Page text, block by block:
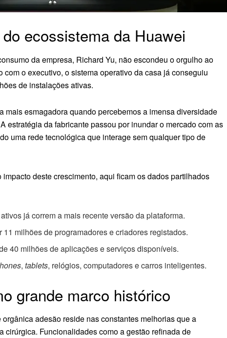
ecossistema da Huawei
da empresa, Richard Yu, não escondeu o orgulho ao
o executivo, o sistema operativo da casa já conseguiu
de instalações ativas.
mais esmagadora quando percebemos a imensa diversidade
estratégia da fabricante passou por inundar o mercado com as
uma rede tecnológica que interage sem qualquer tipo de
deste crescimento, aqui ficam os dados partilhados
já correm a mais recente versão da plataforma.
milhões de programadores e criadores registados.
40 milhões de aplicações e serviços disponíveis.
,tablets, relógios, computadores e carros inteligentes.
grande marco histórico
adesão reside nas constantes melhorias que a
cirúrgica. Funcionalidades como a gestão refinada de